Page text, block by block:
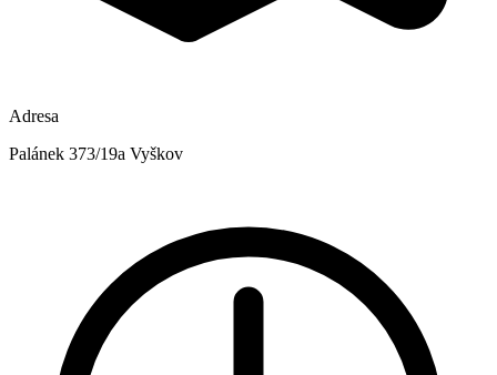
Adresa
Palánek 373/19a Vyškov